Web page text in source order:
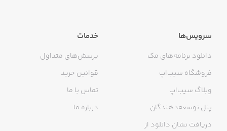
سرویس‌ها
دانلود برنامه‌های مک
فروشگاه سیب‌اپ
وبلاگ سیب‌اپ
پنل توسعه‌دهندگان
دریافت نشان دانلود از
خدمات
پرسش‌های متداول
قوانین خرید
تماس با ما
درباره ما